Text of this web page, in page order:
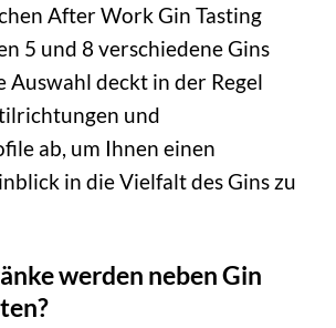
After Work Gin Tasting
5 und 8 verschiedene Gins
Auswahl deckt in der Regel
und
ab, um Ihnen einen
in die Vielfalt des Gins zu
werden neben Gin